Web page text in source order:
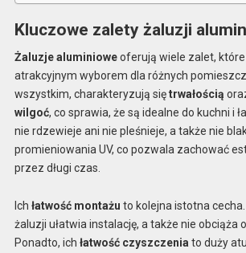
Kluczowe zalety żaluzji
Żaluzje aluminioweoferują wiele zalet, które
atrakcyjnym wyborem dla różnych
wszystkim, charakteryzują siętrwałością
wilgoć, co sprawia, że są idealne do kuchni i
nie rdzewieje ani nie pleśnieje, a także nie
promieniowania UV, co pozwala zachować
przez długi czas.
Ich łatwość montażu to kolejna istotna
żaluzji ułatwia instalację, a także nie obciąża
Ponadto, ich łatwość czyszczenia to duży